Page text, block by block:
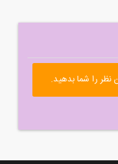
را شما بدهید.